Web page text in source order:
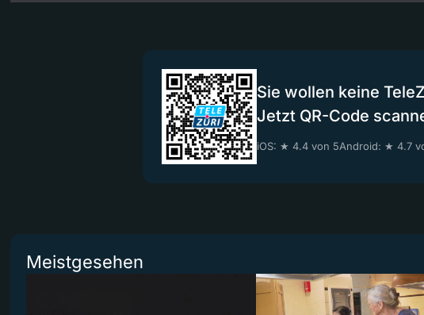
Sie wollen keine
Jetzt QR-Code
iOS: ★ 4.4 von 5Android: ★ 4.7
Meistgesehen